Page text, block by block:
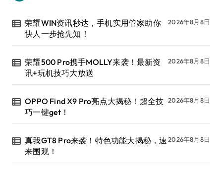
荣耀WIN资讯秒达，手机实用管家助你
快人一步抢先知！
2026年8月8日
荣耀500 Pro携手MOLLY来袭！最新资
讯+玩机技巧大放送
2026年8月8日
OPPO Find X9 Pro亮点大揭秘！超全技
巧一键get！
2026年8月8日
真我GT8 Pro来袭！特色功能大揭秘，速
来围观！
2026年8月8日